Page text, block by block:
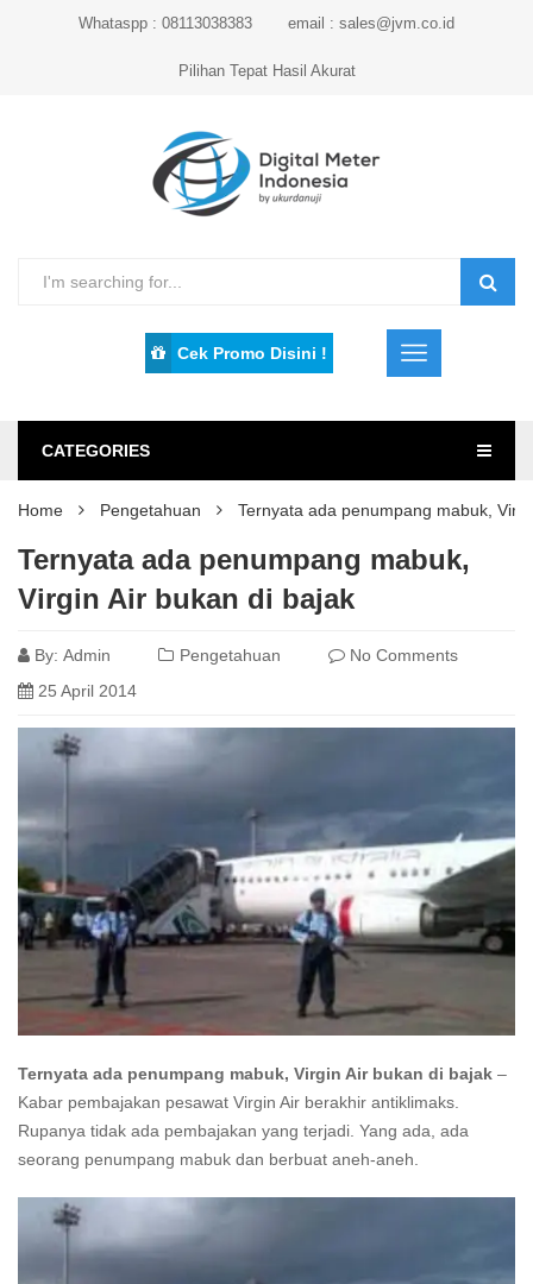
Whataspp : 08113038383 email : sales@jvm.co.id
Pilihan Tepat Hasil Akurat
Cek Promo Disini !
CATEGORIES
Home Pengetahuan Ternyata ada penumpang mabuk,
Ternyata ada penumpang mabuk,
Virgin Air bukan di bajak
By: Admin Pengetahuan
No Comments
25 April 2014
Ternyata ada penumpang mabuk, Virgin Air bukan di bajak –
Kabar pembajakan pesawat Virgin Air berakhir antiklimaks.
Rupanya tidak ada pembajakan yang terjadi. Yang ada, ada
seorang penumpang mabuk dan berbuat aneh-aneh.